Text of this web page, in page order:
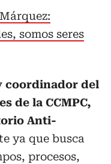
somos seres
coordinador del
de la CCMPC,
Anti-
ya que busca
procesos,